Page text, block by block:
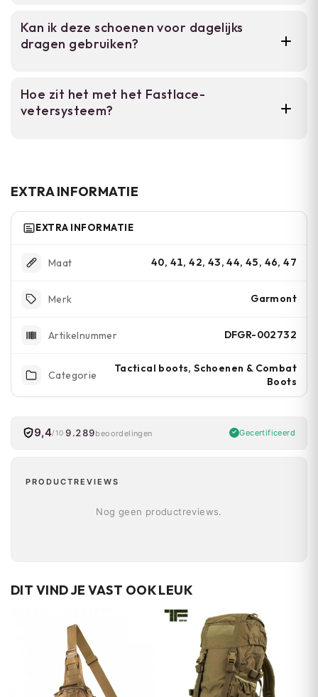
respons terwijl het lichter blijft, wat
vermoeidheid vermindert bij lange
Kan ik deze schoenen voor dagelijks
dragen gebruiken?
upper maken ze geschikt voor dagelijks
outdoor gebruik buiten intensief wandelen.
Hoe zit het met het Fastlace-
vetersysteem?
EXTRA INFORMATIE
EXTRA INFORMATIE
Maat 40, 41, 42, 43, 44, 45, 46, 47
Merk Garmont
Artikelnummer DFGR-002732
Categorie
Tactical boots, Schoenen & Combat
Boots
9,4/10 9.289beoordelingen Gecertificeerd
PRODUCTREVIEWS
Nog geen productreviews.
DIT VIND JE VAST OOK LEUK